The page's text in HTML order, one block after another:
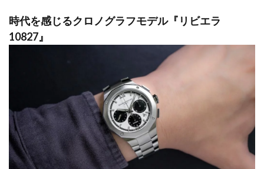
時代を感じるクロノグラフモデル『リビエラ
10827』